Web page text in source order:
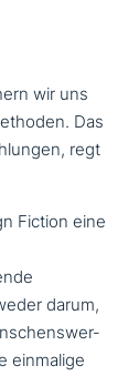
wir uns
Das
regt
Fiction eine
darum,
einmalige